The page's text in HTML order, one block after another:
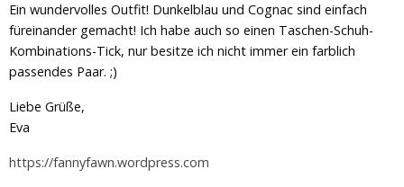
Ein wundervolles Outfit! Dunkelblau und Cognac sind einfach
füreinander gemacht! Ich habe auch so einen Taschen-Schuh-
Kombinations-Tick, nur besitze ich nicht immer ein farblich
passendes Paar. ;)
Liebe Grüße,
Eva
https://fannyfawn.wordpress.com